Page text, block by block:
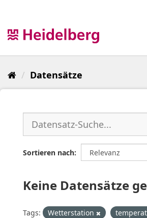
Datensätze
Sortieren nach
Keine Datensätze
Tags: Wetterstation